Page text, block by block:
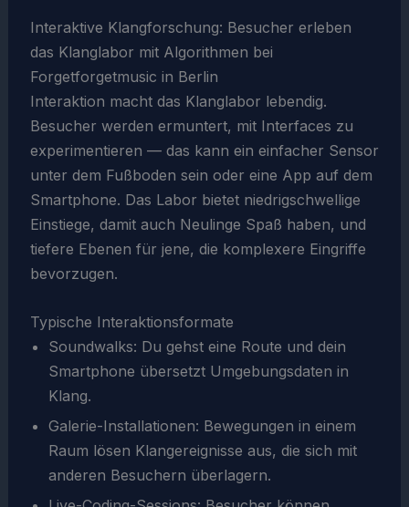
Interaktive Klangforschung: Besucher erleben
das Klanglabor mit Algorithmen bei
Forgetforgetmusic in Berlin
Interaktion macht das Klanglabor lebendig.
Besucher werden ermuntert, mit Interfaces zu
experimentieren — das kann ein einfacher Sensor
unter dem Fußboden sein oder eine App auf dem
Smartphone. Das Labor bietet niedrigschwellige
Einstiege, damit auch Neulinge Spaß haben, und
tiefere Ebenen für jene, die komplexere Eingriffe
bevorzugen.
Typische Interaktionsformate
Soundwalks: Du gehst eine Route und dein
Smartphone übersetzt Umgebungsdaten in
Klang.
Galerie-Installationen: Bewegungen in einem
Raum lösen Klangereignisse aus, die sich mit
anderen Besuchern überlagern.